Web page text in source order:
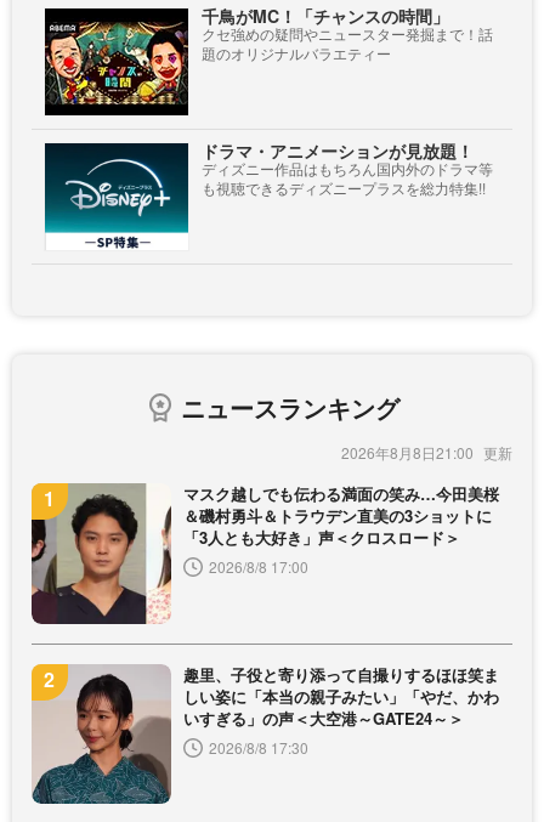
千鳥がMC！「チャンスの時間」
クセ強めの疑問やニュースター発掘まで！話
題のオリジナルバラエティー
ドラマ・アニメーションが見放題！
ディズニー作品はもちろん国内外のドラマ等
も視聴できるディズニープラスを総力特集!!
ニュースランキング
2026年8月8日21:00
マスク越しでも伝わる満面の笑み…今田美桜
＆磯村勇斗＆トラウデン直美の3ショットに
「3人とも大好き」声＜クロスロード＞
2026/8/8 17:00
趣里、子役と寄り添って自撮りするほほ笑ま
しい姿に「本当の親子みたい」「やだ、かわ
いすぎる」の声＜大空港～GATE24～＞
2026/8/8 17:30